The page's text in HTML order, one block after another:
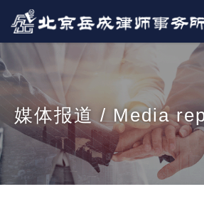
媒体报道 / Media